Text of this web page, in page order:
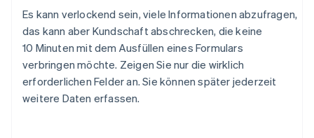
Es kann verlockend sein, viele Informationen abzufragen,
das kann aber Kundschaft abschrecken, die keine
10 Minuten mit dem Ausfüllen eines Formulars
verbringen möchte. Zeigen Sie nur die wirklich
erforderlichen Felder an. Sie können später jederzeit
weitere Daten erfassen.